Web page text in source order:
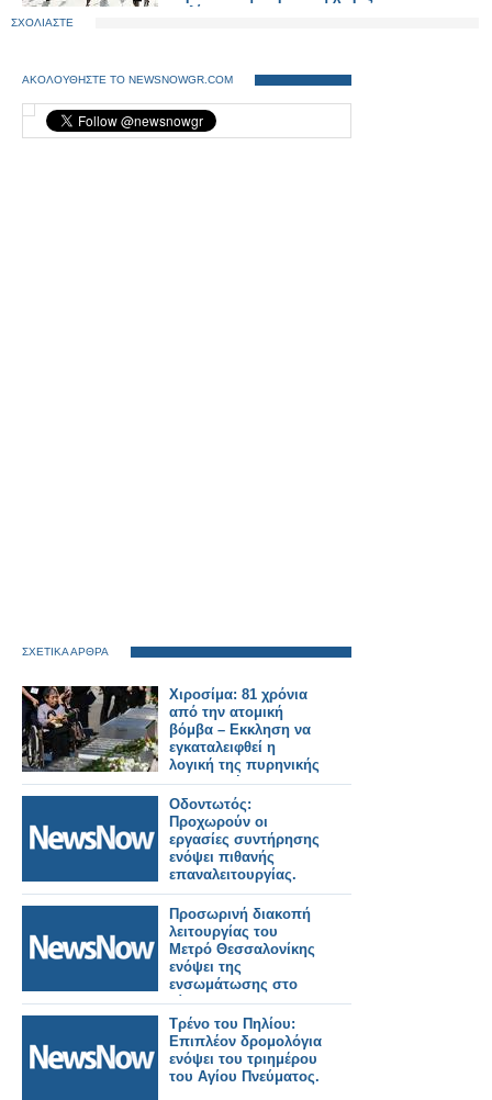
πολίτες
ΣΧΟΛΙΑΣΤΕ
ΑΚΟΛΟΥΘΗΣΤΕ ΤΟ NEWSNOWGR.COM
ΣΧΕΤΙΚΑ ΑΡΘΡΑ
Χιροσίμα: 81 χρόνια
από την ατομική
βόμβα – Εκκληση να
εγκαταλειφθεί η
λογική της πυρηνικής
αποτροπής
Οδοντωτός:
Προχωρούν οι
εργασίες συντήρησης
ενόψει πιθανής
επαναλειτουργίας.
Προσωρινή διακοπή
λειτουργίας του
Μετρό Θεσσαλονίκης
ενόψει της
ενσωμάτωσης στο
δίκτυο, της
επέκτασης προς την
Καλαμαριά –
Ενισχυμένο σχέδιο
μετακινήσεων από
τον ΟΑΣΘ
Τρένο του Πηλίου:
Επιπλέον δρομολόγια
ενόψει του τριημέρου
του Αγίου Πνεύματος.